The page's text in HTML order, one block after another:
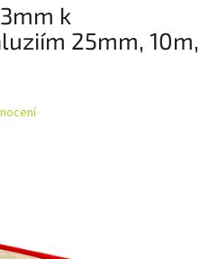
k
25mm, 10m,